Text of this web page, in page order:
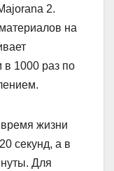
2.
на
в 1000 раз по
жизни
секунд, а в
Для